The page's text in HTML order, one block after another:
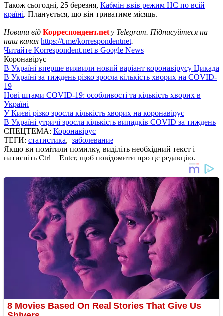
Також сьогодні, 25 березня, Кабмін ввів режим НС по всій
країні. Планується, що він триватиме місяць.
Новини від Корреспондент.net у Telegram. Підписуйтеся на
наш канал https://t.me/korrespondentnet.
Читайте Korrespondent.net в Google News
Коронавірус
В Україні вперше виявили новий варіант коронавірусу Цикада
В Україні за тиждень різко зросла кількість хворих на COVID-
19
Нові штами COVID-19: особливості та кількість хворих в
Україні
У Києві різко зросла кількість хворих на коронавірус
В Україні утричі зросла кількість випадків COVID за тиждень
СПЕЦТЕМА: Коронавірус
ТЕГИ: статистика, заболевание
Якщо ви помітили помилку, виділіть необхідний текст і
натисніть Ctrl + Enter, щоб повідомити про це редакцію.